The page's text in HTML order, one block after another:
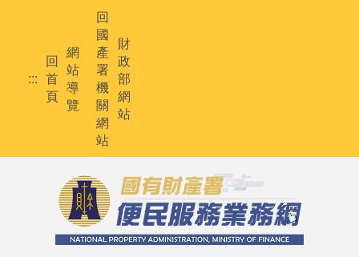
:::
回
首
頁
網
站
導
覽
回
國
產
署
機
關
網
站
財
政
部
網
站